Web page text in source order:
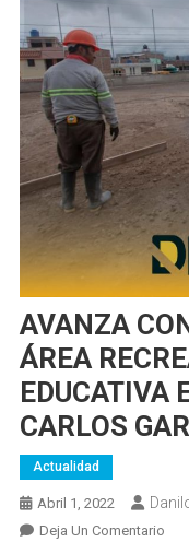
AVANZA
ÁREA
EDUCATIVA
CARLOS
Actualidad
Abril 1, 2022
Deja Un ComentarioEn